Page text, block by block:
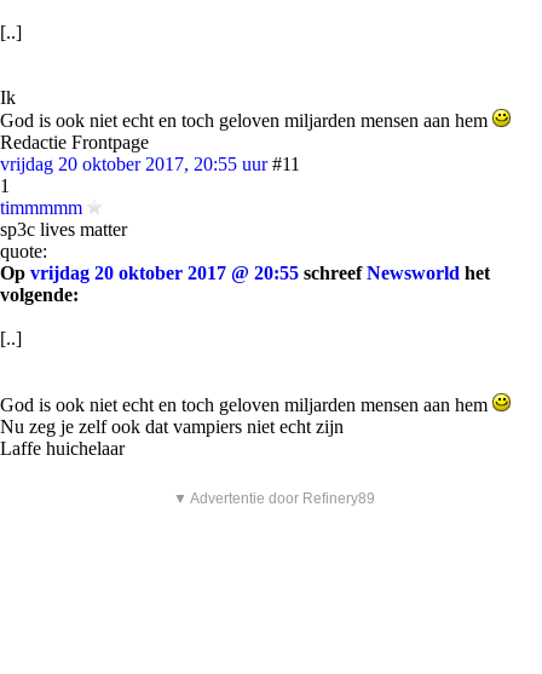
[..]
Ik
God is ook niet echt en toch geloven miljarden mensen aan hem
Redactie Frontpage
vrijdag 20 oktober 2017, 20:55 uur #11
1
timmmmm
sp3c lives matter
quote:
Op vrijdag 20 oktober 2017 @ 20:55 schreefNewsworld het
volgende:
[..]
God is ook niet echt en toch geloven miljarden mensen aan hem
Nu zeg je zelf ook dat vampiers niet echt zijn
Laffe huichelaar
▼ Advertentie door Refinery89